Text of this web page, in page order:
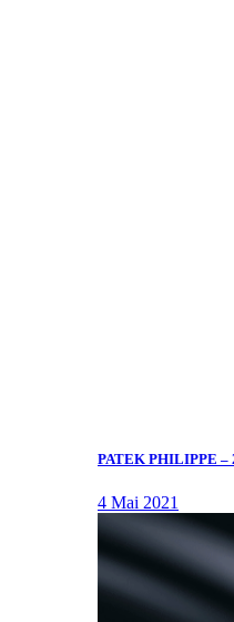
PATEK PHILIPPE –
4 Mai 2021